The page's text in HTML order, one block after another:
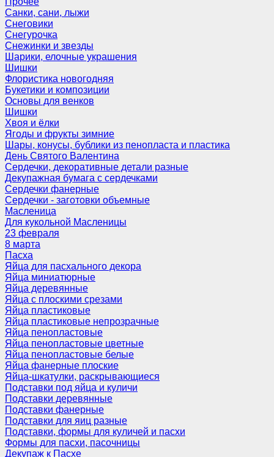
Санки, сани, лыжи
Снеговики
Снегурочка
Снежинки и звезды
Шарики, елочные украшения
Шишки
Флористика новогодняя
Букетики и композиции
Основы для венков
Шишки
Хвоя и ёлки
Ягоды и фрукты зимние
Шары, конусы, бублики из пенопласта и пластика
День Святого Валентина
Сердечки, декоративные детали разные
Декупажная бумага с сердечками
Сердечки фанерные
Сердечки - заготовки объемные
Масленица
Для кукольной Масленицы
23 февраля
8 марта
Пасха
Яйца для пасхального декора
Яйца миниатюрные
Яйца деревянные
Яйца с плоскими срезами
Яйца пластиковые
Яйца пластиковые непрозрачные
Яйца пенопластовые
Яйца пенопластовые цветные
Яйца пенопластовые белые
Яйца фанерные плоские
Яйца-шкатулки, раскрывающиеся
Подставки под яйца и куличи
Подставки деревянные
Подставки фанерные
Подставки для яиц разные
Подставки, формы для куличей и пасхи
Формы для пасхи, пасочницы
Декупаж к Пасхе